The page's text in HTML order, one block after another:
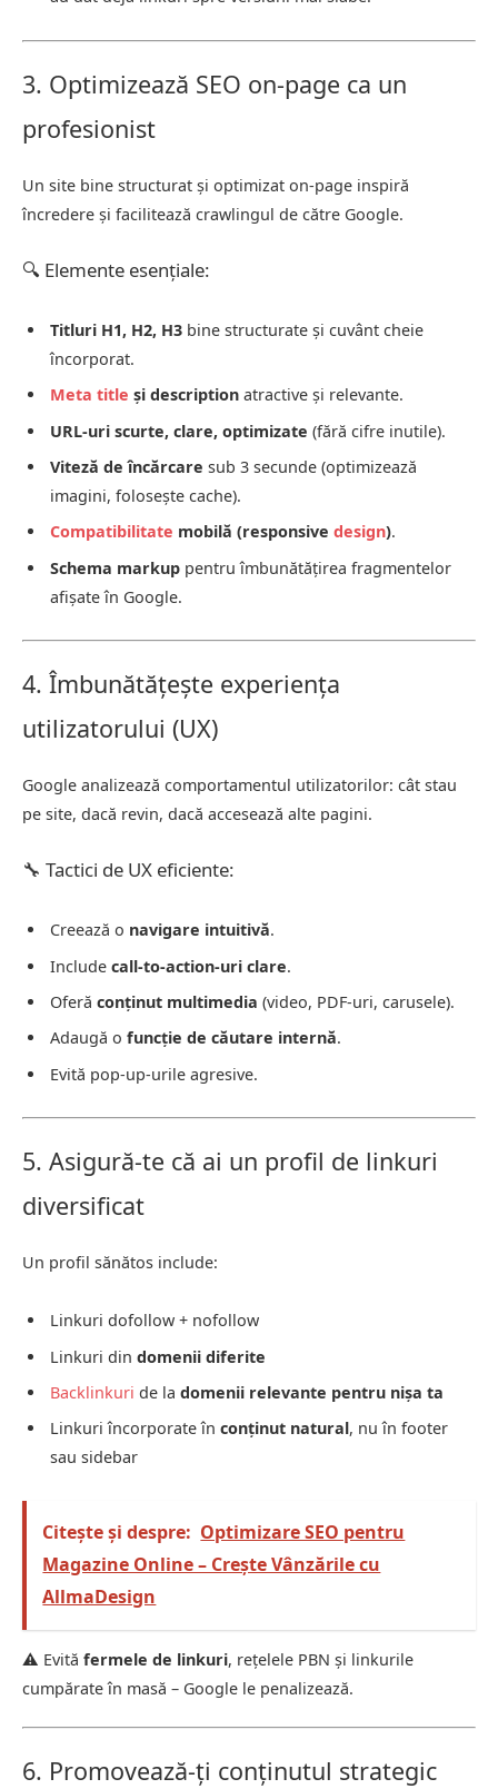
3. Optimizează SEO on-page ca un
profesionist
Un site bine structurat și optimizat on-page inspiră
încredere și facilitează crawlingul de către Google.
🔍 Elemente esențiale:
Titluri H1, H2, H3 bine structurate și cuvânt cheie
încorporat.
Meta title și description atractive și relevante.
URL-uri scurte, clare, optimizate (fără cifre inutile).
Viteză de încărcare sub 3 secunde (optimizează
imagini, folosește cache).
Compatibilitate mobilă (responsive design).
Schema markup pentru îmbunătățirea fragmentelor
afișate în Google.
4. Îmbunătățește experiența
utilizatorului (UX)
Google analizează comportamentul utilizatorilor: cât stau
pe site, dacă revin, dacă accesează alte pagini.
🔧 Tactici de UX eficiente:
Creează o navigare intuitivă.
Include call-to-action-uri clare.
Oferă conținut multimedia (video, PDF-uri, carusele).
Adaugă o funcție de căutare internă.
Evită pop-up-urile agresive.
5. Asigură-te că ai un profil de linkuri
diversificat
Un profil sănătos include:
Linkuri dofollow + nofollow
Linkuri din domenii diferite
Backlinkuri de la domenii relevante pentru nișa ta
Linkuri încorporate în conținut natural, nu în footer
sau sidebar
Citește și despre: Optimizare SEO pentru
Magazine Online – Crește Vânzările cu
AllmaDesign
⚠️ Evită fermele de linkuri, rețelele PBN și linkurile
cumpărate în masă – Google le penalizează.
6. Promovează-ți conținutul strategic